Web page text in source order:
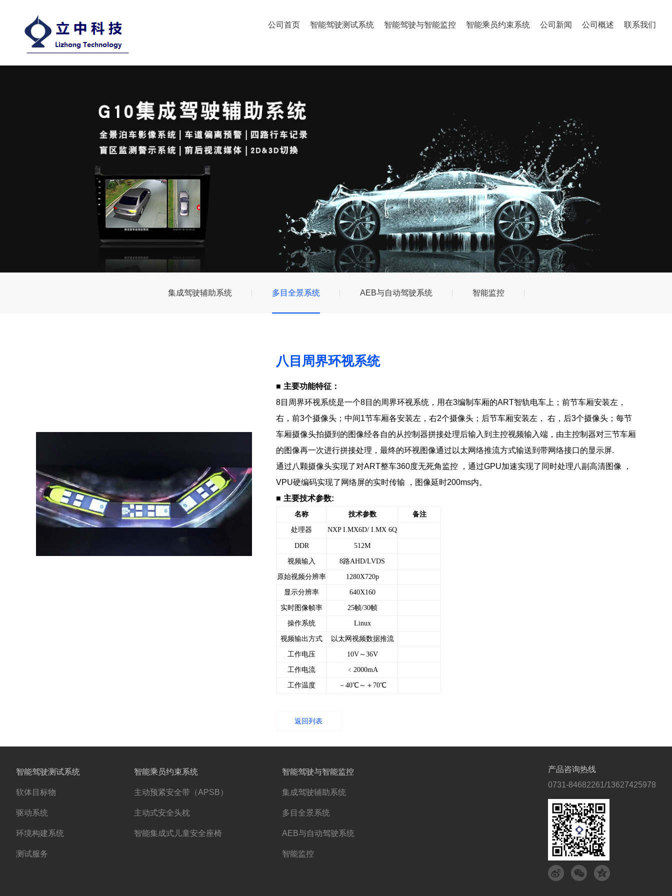
公司首页 智能驾驶测试系统 智能驾驶与智能监控 智能乘员约束系统 公司新闻 公司概述 联系我们
集成驾驶辅助系统 多目全景系统 AEB与自动驾驶系统 智能监控
八目周界环视系统
■ 主要功能特征：
8目周界环视系统是一个8目的周界环视系统，用在3编制车厢的ART智轨电车上；前节车厢安装左，
右，前3个摄像头；中间1节车厢各安装左，右2个摄像头；后节车厢安装左， 右，后3个摄像头；每节
车厢摄像头拍摄到的图像经各自的从控制器拼接处理后输入到主控视频输入端，由主控制器对三节车厢
的图像再一次进行拼接处理，最终的环视图像通过以太网络推流方式输送到带网络接口的显示屏.
通过八颗摄像头实现了对ART整车360度无死角监控 ，通过GPU加速实现了同时处理八副高清图像 ，
VPU硬编码实现了网络屏的实时传输 ，图像延时200ms内。
■ 主要技术参数:
名称 技术参数 备注
处理器 NXP I.MX6D/ I.MX 6Q
DDR 512M
视频输入 8路AHD/LVDS
原始视频分辨率 1280X720p
显示分辨率 640X160
实时图像帧率 25帧/30帧
操作系统 Linux
视频输出方式 以太网视频数据推流
工作电压 10V～36V
工作电流 ﹤2000mA
工作温度 －40℃～＋70℃
返回列表
产品咨询热线
0731-84682261/13627425978
智能驾驶测试系统
软体目标物
驱动系统
环境构建系统
测试服务
智能乘员约束系统
主动预紧安全带（APSB）
主动式安全头枕
智能集成式儿童安全座椅
智能驾驶与智能监控
集成驾驶辅助系统
多目全景系统
AEB与自动驾驶系统
智能监控